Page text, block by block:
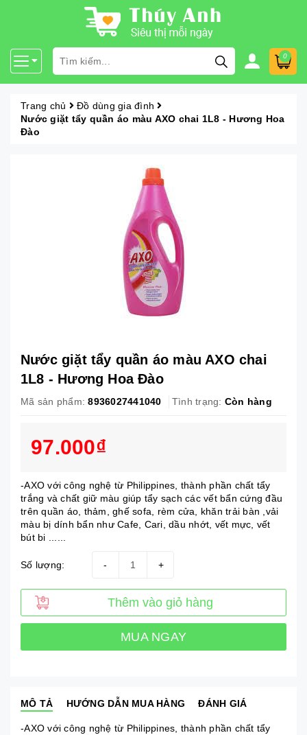
0
Trang chủ
Đồ dùng gia đình
Nước giặt tẩy quần áo màu AXO chai 1L8 - Hương Hoa
Đào
Nước giặt tẩy quần áo màu AXO chai
1L8 - Hương Hoa Đào
Mã sản phẩm: 8936027441040 Tình trạng: Còn hàng
97.000₫
-AXO với công nghệ từ Philippines, thành phần chất tẩy
trắng và chất giữ màu giúp tẩy sạch các vết bẩn cứng đầu
trên quần áo, thảm, ghế sofa, rèm cửa, khăn trải bàn ,vải
màu bị dính bẩn như Cafe, Cari, dầu nhớt, vết mực, vết
bút bi ......
Số lượng: +
-
Thêm vào giỏ hàng
MUA NGAY
MÔ TẢ HƯỚNG DẪN MUA HÀNG ĐÁNH GIÁ
-AXO với công nghệ từ Philippines, thành phần chất tẩy